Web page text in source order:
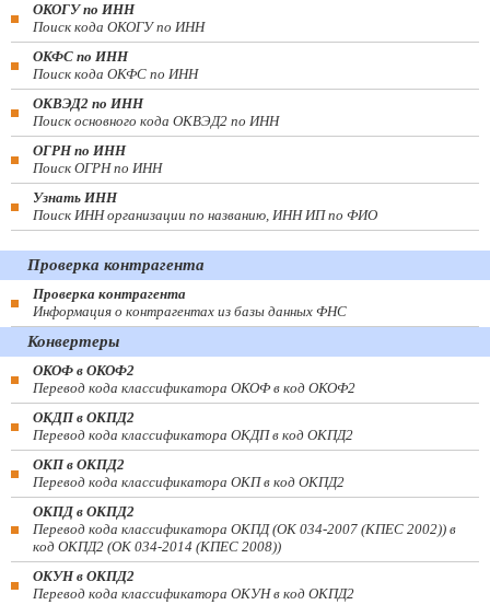
ОКОГУ по ИНН
Поиск кода ОКОГУ по ИНН
ОКФС по ИНН
Поиск кода ОКФС по ИНН
ОКВЭД2 по ИНН
Поиск основного кода ОКВЭД2 по ИНН
ОГРН по ИНН
Поиск ОГРН по ИНН
Узнать ИНН
Поиск ИНН организации по названию, ИНН ИП по ФИО
Проверка контрагента
Проверка контрагента
Информация о контрагентах из базы данных ФНС
Конвертеры
ОКОФ в ОКОФ2
Перевод кода классификатора ОКОФ в код ОКОФ2
ОКДП в ОКПД2
Перевод кода классификатора ОКДП в код ОКПД2
ОКП в ОКПД2
Перевод кода классификатора ОКП в код ОКПД2
ОКПД в ОКПД2
Перевод кода классификатора ОКПД (ОК 034-2007 (КПЕС 2002)) в
код ОКПД2 (ОК 034-2014 (КПЕС 2008))
ОКУН в ОКПД2
Перевод кода классификатора ОКУН в код ОКПД2